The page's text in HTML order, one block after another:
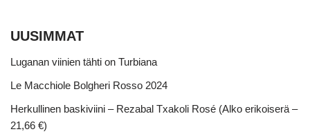
UUSIMMAT
Luganan viinien tähti on Turbiana
Le Macchiole Bolgheri Rosso 2024
Herkullinen baskiviini – Rezabal Txakoli Rosé (Alko erikoiserä –
21,66 €)